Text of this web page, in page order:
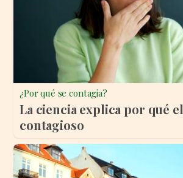
¿Por qué se contagia?
La ciencia explica por qué
contagioso